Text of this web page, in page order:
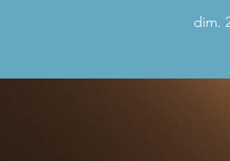
dim.